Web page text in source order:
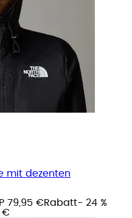
mit dezenten
79,95 €Rabatt- 24 %
€